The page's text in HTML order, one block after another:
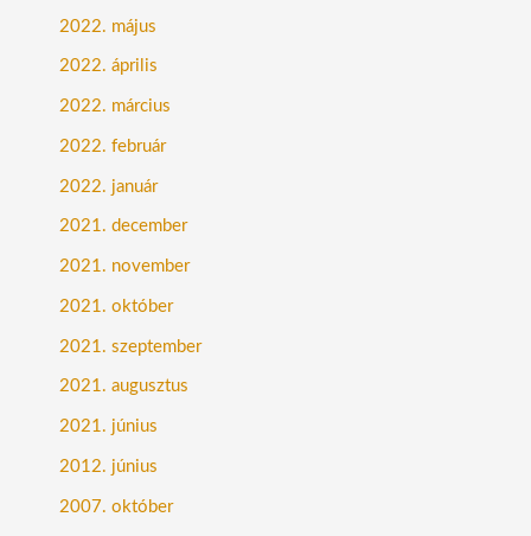
2022. május
2022. április
2022. március
2022. február
2022. január
2021. december
2021. november
2021. október
2021. szeptember
2021. augusztus
2021. június
2012. június
2007. október